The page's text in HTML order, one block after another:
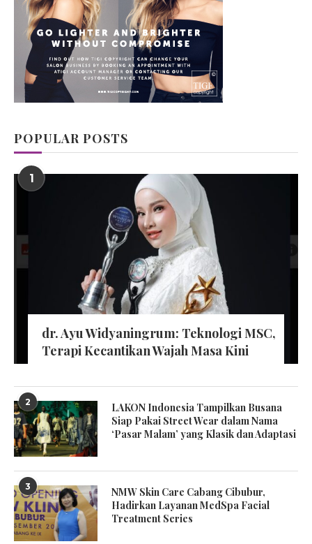
POPULAR POSTS
1
dr. Ayu Widyaningrum: Teknologi MSC,
Terapi Kecantikan Wajah Masa Kini
2
LAKON Indonesia Tampilkan Busana
Siap Pakai Street Wear dalam Nama
‘Pasar Malam’ yang Klasik dan Adaptasi
3
NMW Skin Care Cabang Cibubur,
Hadirkan Layanan MedSpa Facial
Treatment Series